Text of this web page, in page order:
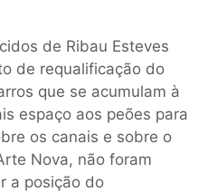
de Ribau Esteves
de requalificação do
que se acumulam à
espaço aos peões para
os canais e sobre o
Nova, não foram
a posição do